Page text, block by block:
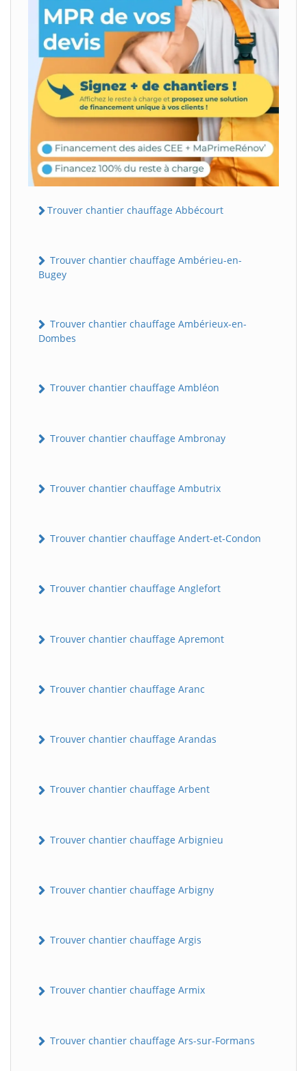
Trouver chantier chauffage Abbécourt
Trouver chantier chauffage Ambérieu-en-
Bugey
Trouver chantier chauffage Ambérieux-en-
Dombes
Trouver chantier chauffage Ambléon
Trouver chantier chauffage Ambronay
Trouver chantier chauffage Ambutrix
Trouver chantier chauffage Andert-et-Condon
Trouver chantier chauffage Anglefort
Trouver chantier chauffage Apremont
Trouver chantier chauffage Aranc
Trouver chantier chauffage Arandas
Trouver chantier chauffage Arbent
Trouver chantier chauffage Arbignieu
Trouver chantier chauffage Arbigny
Trouver chantier chauffage Argis
Trouver chantier chauffage Armix
Trouver chantier chauffage Ars-sur-Formans